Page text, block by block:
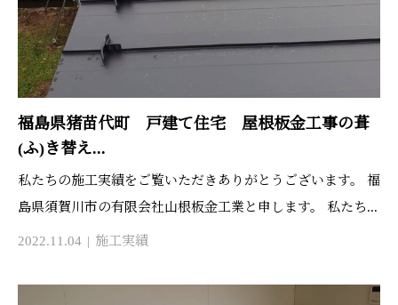
福島県猪苗代町 戸建て住宅 屋根板金工事の葺
(ふ)き替え...
私たちの施工実績をご覧いただきありがとうございます。 福
島県須賀川市の有限会社山根板金工業と申します。 私たち...
2022.11.04 施工実績